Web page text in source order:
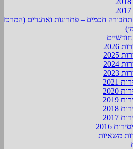
תחבורה חכמים – פתרונות ואתגרים (המרכז
2026
2025
2024
2023
2021
2020
2019
2018
2017
2016
משאיות